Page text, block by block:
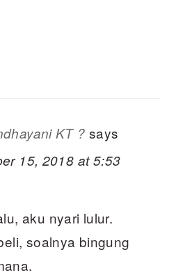
KT ? says
15, 2018 at 5:53
aku nyari lulur.
soalnya bingung